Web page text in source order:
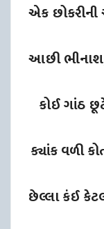
એક
આછી ભીનાશ,
કોઈ ગાંઠ
ક્યાંક વળી
છેલ્લા કંઈ